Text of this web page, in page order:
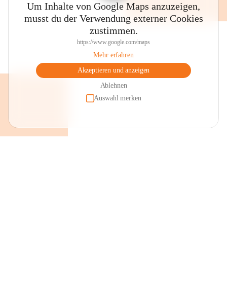
Um Inhalte von Google Maps anzuzeigen,
musst du der Verwendung externer Cookies
zustimmen.
https://www.google.com/maps
Mehr erfahren
Akzeptieren und anzeigen
Ablehnen
Auswahl merken